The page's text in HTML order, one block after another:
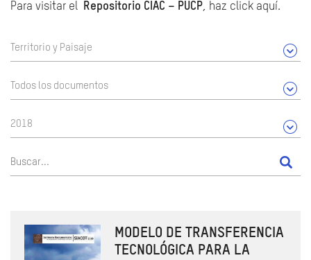
Para visitar el Repositorio CIAC – PUCP, haz click aquí.
Territorio y Paisaje
Todos los documentos
2018
MODELO DE TRANSFERENCIA
TECNOLÓGICA PARA LA